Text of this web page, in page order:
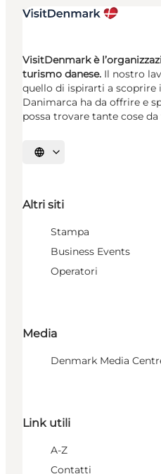
VisitDenmark è
turismo danese. Il nostro
quello di ispirarti a scoprire
Danimarca ha da offrire e
possa trovare tante cose da
Seleziona la lingua
Altri siti
Stampa
Business Events
Operatori
Media
Denmark Media
Link utili
A-Z
Contatti